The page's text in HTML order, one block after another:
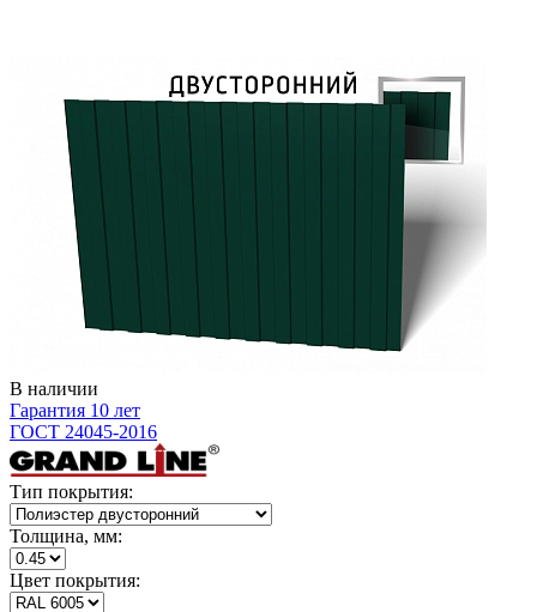
В наличии
Гарантия 10 лет
ГОСТ 24045-2016
Тип покрытия:
Толщина, мм:
Цвет покрытия: